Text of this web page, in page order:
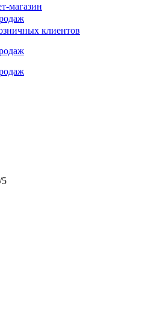
магазин
клиентов
5